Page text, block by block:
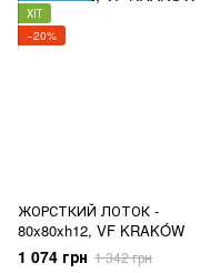
ХІТ
−20%
ЖОРСТКИЙ ЛОТОК -
80x80xh12, VF KRAKÓW
1 074 грн 1 342 грн